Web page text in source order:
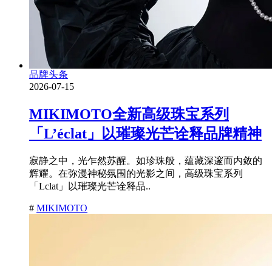
品牌头条
2026-07-15
MIKIMOTO全新高级珠宝系列
「L’éclat」以璀璨光芒诠释品牌精神
寂静之中，光乍然苏醒。如珍珠般，蕴藏深邃而内敛的
辉耀。在弥漫神秘氛围的光影之间，高级珠宝系列
「Lclat」以璀璨光芒诠释品..
# MIKIMOTO